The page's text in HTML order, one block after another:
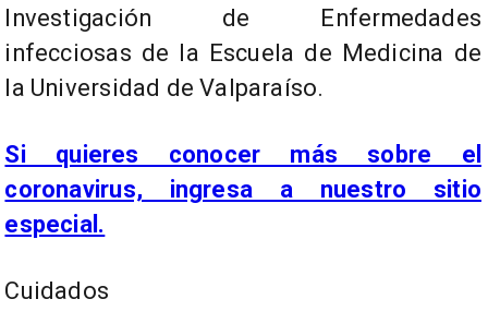
Investigación de Enfermedades
infecciosas de la Escuela de Medicina de
la Universidad de Valparaíso.
Si quieres conocer más sobre el
coronavirus, ingresa a nuestro sitio
especial.
Cuidados